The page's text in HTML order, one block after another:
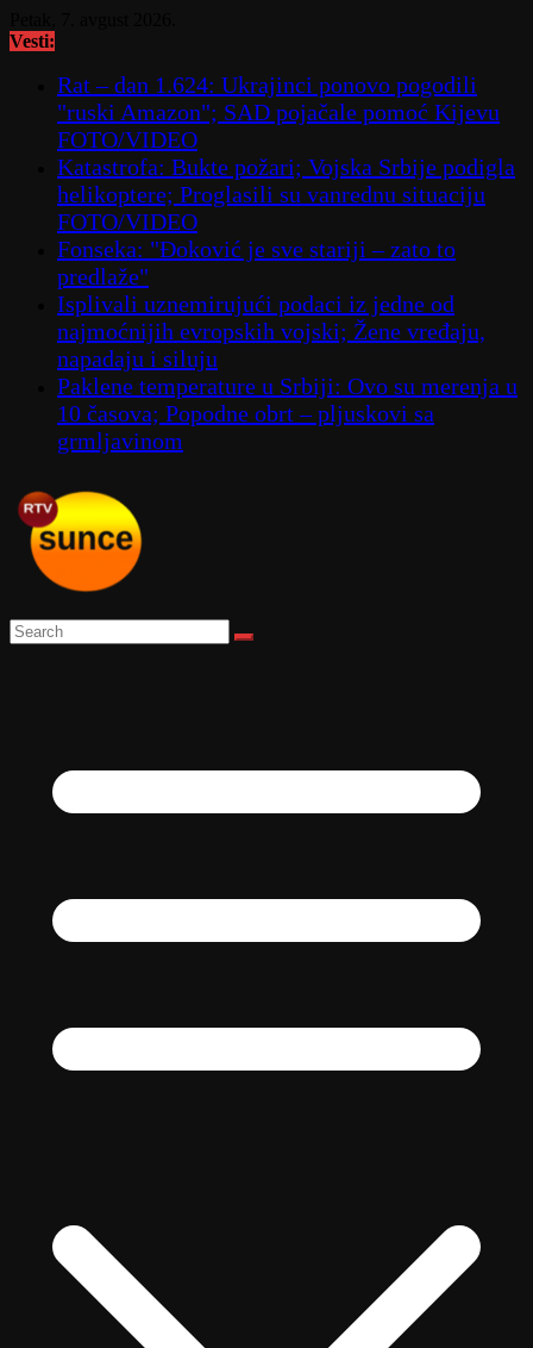
to
Vesti:
Rat – dan 1.624: Ukrajinci ponovo pogodili
"ruski Amazon"; SAD pojačale pomoć Kijevu
FOTO/VIDEO
Katastrofa: Bukte požari; Vojska Srbije podigla
helikoptere; Proglasili su vanrednu situaciju
FOTO/VIDEO
Fonseka: "Đoković je sve stariji – zato to
predlaže"
Isplivali uznemirujući podaci iz jedne od
najmoćnijih evropskih vojski; Žene vređaju,
napadaju i siluju
Paklene temperature u Srbiji: Ovo su merenja u
10 časova; Popodne obrt – pljuskovi sa
grmljavinom